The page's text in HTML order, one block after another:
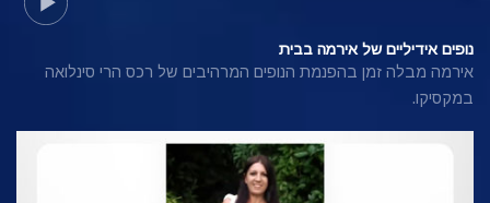
נופים אידיליים של אירמה בבית
אירמה מבלה זמן בהפנמת הנופים המרהיבים של רכס הרי סינלואה
במקסיקו.